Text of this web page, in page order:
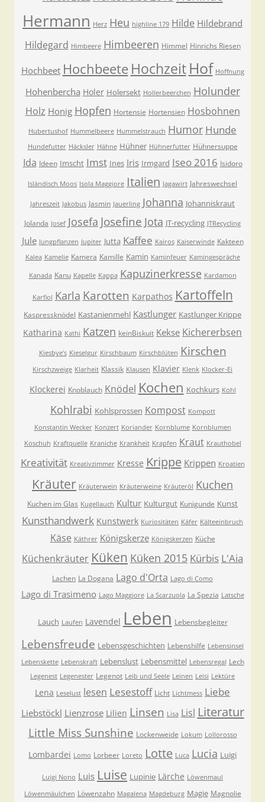
Hermann Herz Heu highline 179 Hilde Hildebrand
Hildegard Himbeere Himbeeren Himmel Hinrichs Riesen
Hochbeet Hochbeete Hochzeit Hof Hoffnung
Hohenbercha Holer Holersekt Hollerbeerchen Holunder
Holz Honig Hopfen Hortensie Hortensien Hosbohnen
Hubertushof Hummelbeere Hummelstrauch Humor Hunde
Hundefutter Häcksler Hähne Hühner Hühnerfutter Hühnersuppe
Ida Ideen Imscht Imst Ines Iris Irmgard Iseo 2016 Isidoro
Isländisch Moos Isola Maggiore Italien Jagawirt Jahreswechsel
Jahreszeit Jakobus Jasmin Jauerling Johanna Johanniskraut
Jolanda Josef Josefa Josefine Jota JT-recycling JTRecycling
Jule Jungpflanzen Jupiter Jutta Kaffee Kairos Kaiserwinde Kakteen
Kalea Kamelie Kamera Kamille Kamin Kaminfeuer Kamingespräche
Kanada Kanu Kapelle Kappa Kapuzinerkresse Kardamon
Karfiol Karla Karotten Karpathos Kartoffeln
Kaspressknödel Kastanienmehl Kastlunger Kastlunger Krippe
Katharina Kathi Katzen keinBiskuit Kekse Kichererbsen
Kiesbye's Kieselgur Kirschbaum Kirschblüten Kirschen
Kirschzweige Klarheit Klassik Klausen Klavier Klenk Klocker-Ei
Klockerei Knoblauch Knödel Kochen Kochkurs Kohl
Kohlrabi Kohlsprossen Kompost Kompott
Konstantin Wecker Konzert Koriander Kornblume Kornblumen
Koschuh Kraftquelle Kraniche Krankheit Krapfen Kraut Krauthobel
Kreativität Kreativzimmer Kresse Krippe Krippen Kroatien
Kräuter Kräuterwein Kräuterweine Kräuteröl Kuchen
Kuchen im Glas Kugellauch Kultur Kulturgut Kunigunde Kunst
Kunsthandwerk Kunstwerk Kuriositäten Käfer Kälteeinbruch
Käse Käthrer Königskerze Königskerzen Küche
Küchenkräuter Küken Küken 2015 Kürbis L'Aia
Lachen La Dogana Lago d'Orta Lago di Como
Lago di Trasimeno Lago Maggiore La Scarzuola La Spezia Latsche
Lauch Laufen Lavendel Leben Lebensbegleiter
Lebensfreude Lebensgeschichten Lebenshilfe Lebensinsel
Lebenskette Lebenskraft Lebenslust Lebensmittel Lebensregal Lech
Legenest Legenester Legenot Leib und Seele Leinen Leisi Lektüre
Lena Leselust lesen Lesestoff Licht Lichtmess Liebe
Liebstöckl Lienzrose Lilien Linsen Lisa Lisl Literatur
Little Miss Sunshine Lockenweide Lokum Lollorosso
Lombardei Lomo Lorbeer Loreto Lotte Luca Lucia Luigi
Luigi Nono Luis Luise Lupinie Lärche Löwenmaul
Löwenmäulchen Löwenzahn Magalena Magdeburg Magie Magnolie